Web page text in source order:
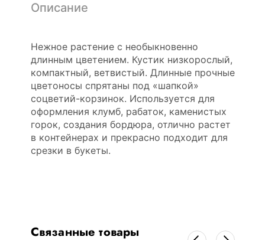
Описание
Нежное растение с необыкновенно
длинным цветением. Кустик низкорослый,
компактный, ветвистый. Длинные прочные
цветоносы спрятаны под «шапкой»
соцветий-корзинок. Используется для
оформления клумб, рабаток, каменистых
горок, создания бордюра, отлично растет
в контейнерах и прекрасно подходит для
срезки в букеты.
Связанные товары